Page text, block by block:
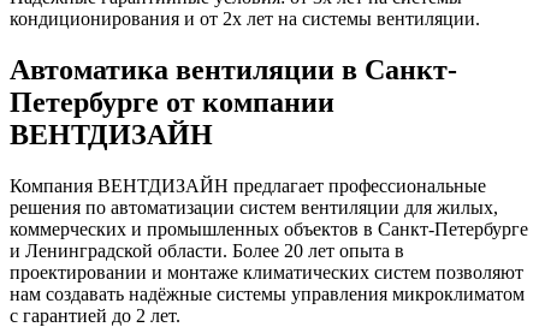
кондиционирования и от 2х лет на системы вентиляции.
Автоматика вентиляции в Санкт-
Петербурге от компании
ВЕНТДИЗАЙН
Компания ВЕНТДИЗАЙН предлагает профессиональные
решения по автоматизации систем вентиляции для жилых,
коммерческих и промышленных объектов в Санкт-Петербурге
и Ленинградской области. Более 20 лет опыта в
проектировании и монтаже климатических систем позволяют
нам создавать надёжные системы управления микроклиматом
с гарантией до 2 лет.